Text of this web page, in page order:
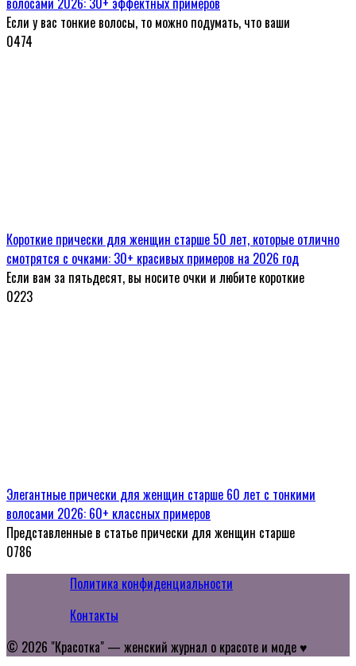
Если у вас тонкие волосы, то можно подумать, что ваши
0474
Короткие прически для женщин старше 50 лет, которые отлично
смотрятся с очками: 30+ красивых примеров на 2026 год
Если вам за пятьдесят, вы носите очки и любите короткие
0223
Элегантные прически для женщин старше 60 лет с тонкими
волосами 2026: 60+ классных примеров
Представленные в статье прически для женщин старше
0786
Политика конфиденциальности
Контакты
© 2026 "Красотка" — женский журнал о красоте и моде ♥